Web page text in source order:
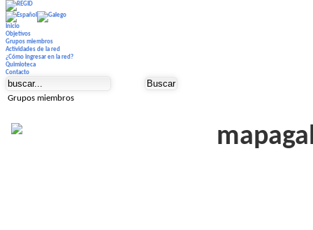
Inicio
Objetivos
Grupos miembros
Actividades de la red
¿Cómo ingresar en la red?
Quimioteca
Contacto
Grupos miembros